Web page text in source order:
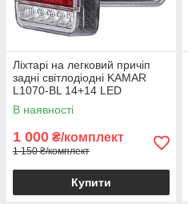
Ліхтарі на легковий причіп
задні світлодіодні KAMAR
L1070-BL 14+14 LED
стоп+габарит+поворот+підсві
чування номера
В наявності
1 000 ₴/комплект
1 150 ₴/комплект
Купити